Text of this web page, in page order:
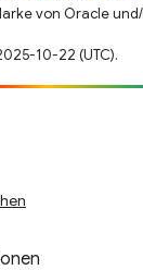
von Oracle
10-22 (UTC).